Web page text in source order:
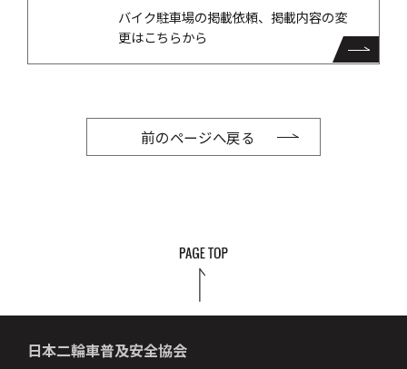
バイク駐車場の掲載依頼、掲載内容の変
更はこちらから
前のページへ戻る
日本二輪車普及安全協会